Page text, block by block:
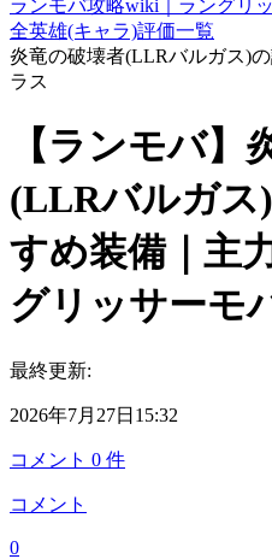
ランモバ攻略wiki｜ラングリ
全英雄(キャラ)評価一覧
炎竜の破壊者(LLRバルガス)
ラス
【ランモバ】
(LLRバルガス
すめ装備｜主
グリッサーモ
最終更新:
2026年7月27日15:32
コメント 0 件
コメント
0